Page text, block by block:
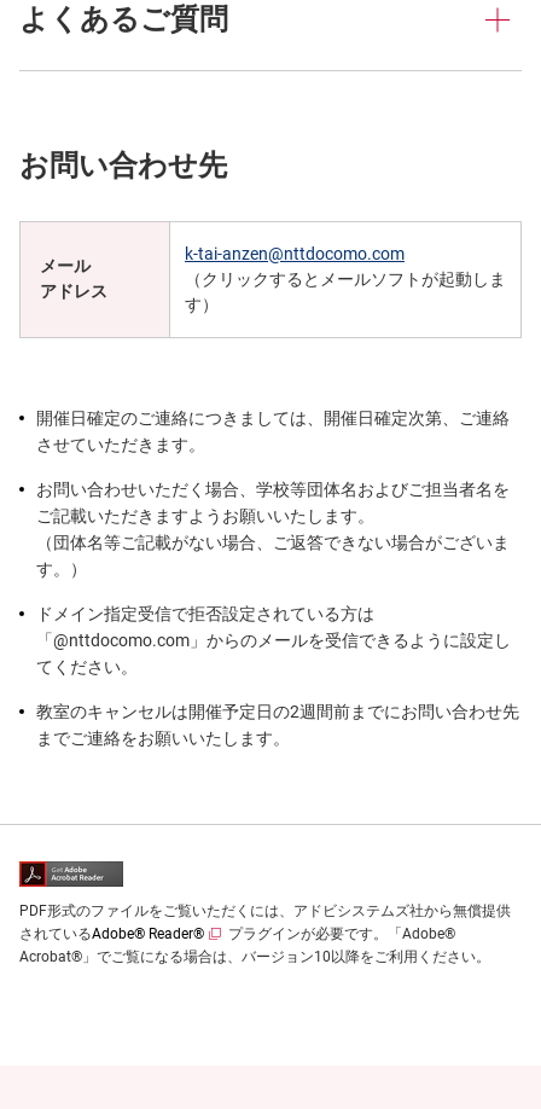
よくあるご質問
お問い合わせ先
メール
アドレス
k-tai-anzen@nttdocomo.com
（クリックするとメールソフトが起動しま
す）
開催日確定のご連絡につきましては、開催日確定次第、ご連絡
させていただきます。
お問い合わせいただく場合、学校等団体名およびご担当者名を
ご記載いただきますようお願いいたします。
（団体名等ご記載がない場合、ご返答できない場合がございま
す。）
ドメイン指定受信で拒否設定されている方は
「@nttdocomo.com」からのメールを受信できるように設定し
てください。
教室のキャンセルは開催予定日の2週間前までにお問い合わせ先
までご連絡をお願いいたします。
PDF形式のファイルをご覧いただくには、アドビシステムズ社から無償提供
されているAdobe® Reader®
プラグインが必要です。「Adobe®
Acrobat®」でご覧になる場合は、バージョン10以降をご利用ください。